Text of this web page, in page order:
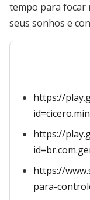
tempo para focar
seus sonhos e
https://
https://
https://
para-